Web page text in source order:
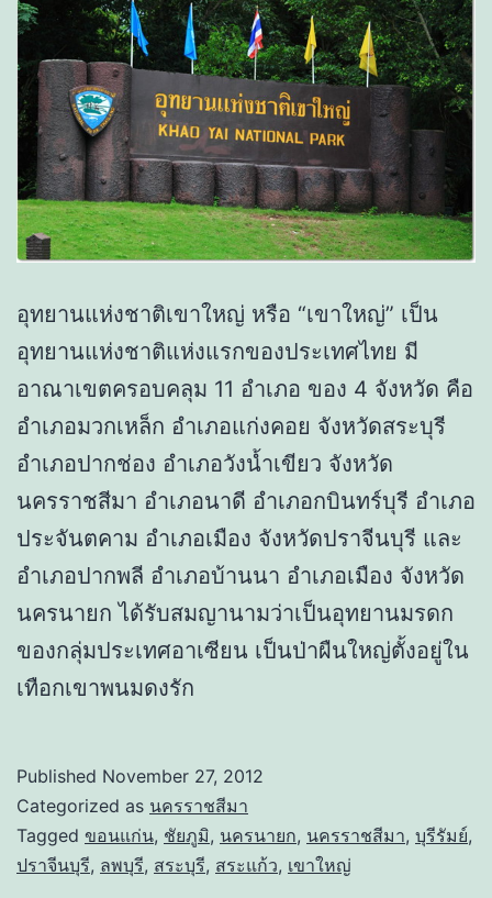
อุทยานแห่งชาติเขาใหญ่ หรือ “เขาใหญ่” เป็น
อุทยานแห่งชาติแห่งแรกของประเทศไทย มี
อาณาเขตครอบคลุม 11 อำเภอ ของ 4 จังหวัด คือ
อำเภอมวกเหล็ก อำเภอแก่งคอย จังหวัดสระบุรี
อำเภอปากช่อง อำเภอวังน้ำเขียว จังหวัด
นครราชสีมา อำเภอนาดี อำเภอกบินทร์บุรี อำเภอ
ประจันตคาม อำเภอเมือง จังหวัดปราจีนบุรี และ
อำเภอปากพลี อำเภอบ้านนา อำเภอเมือง จังหวัด
นครนายก ได้รับสมญานามว่าเป็นอุทยานมรดก
ของกลุ่มประเทศอาเซียน เป็นป่าผืนใหญ่ตั้งอยู่ใน
เทือกเขาพนมดงรัก
Published November 27, 2012
Categorized as นครราชสีมา
Tagged ขอนแก่น, ชัยภูมิ, นครนายก, นครราชสีมา, บุรีรัมย์,
ปราจีนบุรี, ลพบุรี, สระบุรี, สระแก้ว, เขาใหญ่